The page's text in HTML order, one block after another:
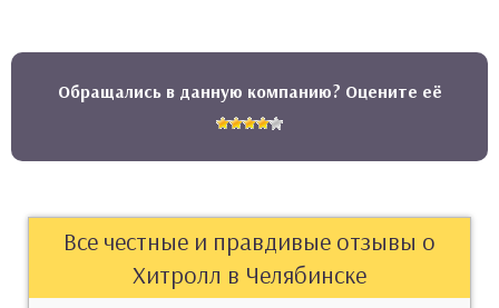
Обращались в данную компанию? Оцените её
Все честные и правдивые отзывы о
Хитролл в Челябинске